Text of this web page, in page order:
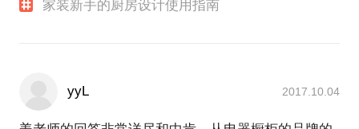
家装新手的厨房设计使用指南
yyL 2017.10.04